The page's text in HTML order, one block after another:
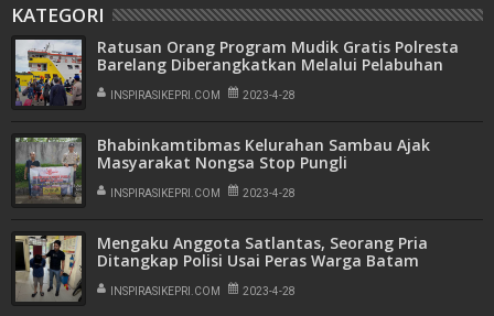
KATEGORI
Ratusan Orang Program Mudik Gratis Polresta
Barelang Diberangkatkan Melalui Pelabuhan
Roro Telaga Punggur
INSPIRASIKEPRI.COM 2023-4-28
Bhabinkamtibmas Kelurahan Sambau Ajak
Masyarakat Nongsa Stop Pungli
INSPIRASIKEPRI.COM 2023-4-28
Mengaku Anggota Satlantas, Seorang Pria
Ditangkap Polisi Usai Peras Warga Batam
INSPIRASIKEPRI.COM 2023-4-28